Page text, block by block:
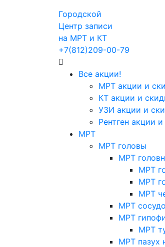
Городской
Центр записи
на МРТ и КТ
+7(812)209-00-79
Все акции!
МРТ акции и
КТ акции и
УЗИ акции и
Рентген акции
МРТ
МРТ головы
МРТ
МРТ
МРТ
МРТ
МРТ
МРТ
МРТ
МРТ пазух